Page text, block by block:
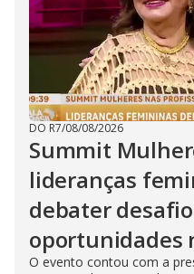
DO R7/08/08/2026
Summit
lideranças
debater
oportunidades
O evento contou com a